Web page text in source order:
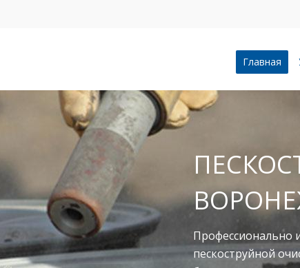
Главная
Профессионально
пескоструйной